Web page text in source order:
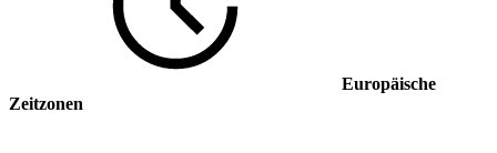
Europäische
Zeitzonen